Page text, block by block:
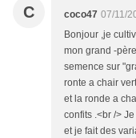
C coco47 07/11/
Bonjour ,je
mon grand -
semence sur
ronte a chair
et la ronde a
confits .<br />
et je fait des